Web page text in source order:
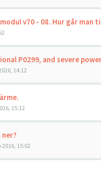
v70 - 08. Hur går
P0299, and severe
14:12
15:12
2016, 15:02